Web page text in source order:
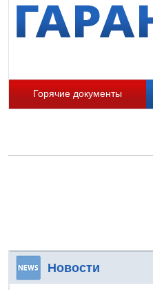
Горячие документы
Новости